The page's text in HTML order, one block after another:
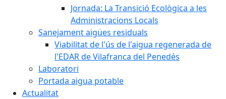
Jornada: La Transició Ecològica a les
Administracions Locals
Sanejament aigües residuals
Viabilitat de l'ús de l'aigua regenerada de
l'EDAR de Vilafranca del Penedés
Laboratori
Portada aigua potable
Actualitat